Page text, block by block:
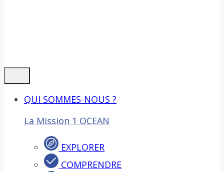
QUI SOMMES-NOUS ?
La Mission 1 OCEAN
EXPLORER
COMPRENDRE